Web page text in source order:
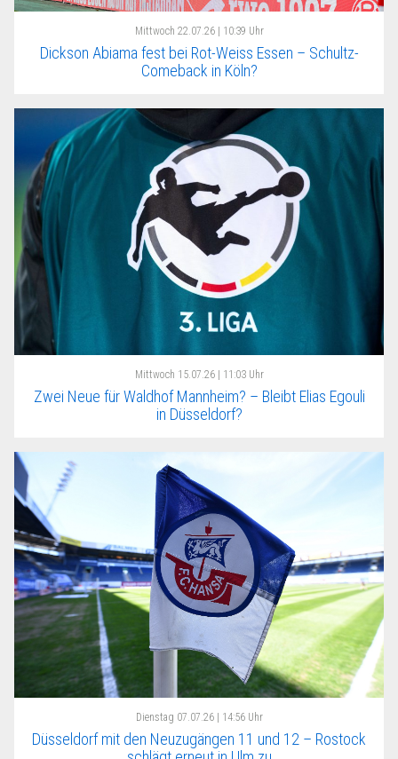
Mittwoch 22.07.26 | 10:39 Uhr
Dickson Abiama fest bei Rot-Weiss Essen – Schultz-
Comeback in Köln?
Mittwoch 15.07.26 | 11:03 Uhr
Zwei Neue für Waldhof Mannheim? – Bleibt Elias Egouli
in Düsseldorf?
Dienstag 07.07.26 | 14:56 Uhr
Düsseldorf mit den Neuzugängen 11 und 12 – Rostock